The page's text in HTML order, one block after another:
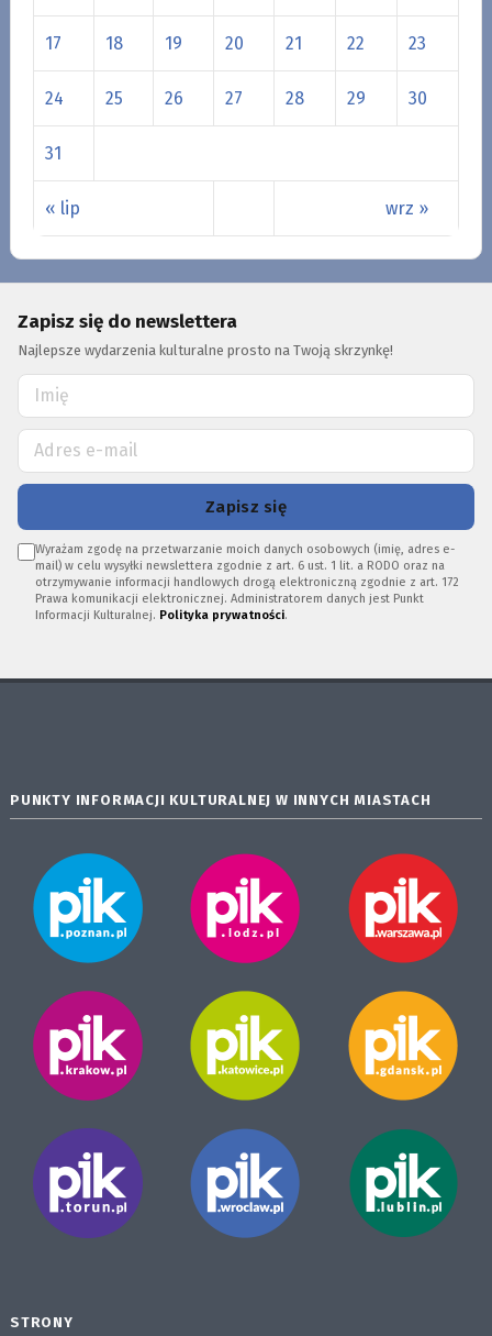
« lip wrz »
17 18 19 20 21 22 23
24 25 26 27 28 29 30
31
Zapisz się do newslettera
Najlepsze wydarzenia kulturalne prosto na Twoją skrzynkę!
Zapisz się
Wyrażam zgodę na przetwarzanie moich danych osobowych (imię, adres e-
mail) w celu wysyłki newslettera zgodnie z art. 6 ust. 1 lit. a RODO oraz na
otrzymywanie informacji handlowych drogą elektroniczną zgodnie z art. 172
Prawa komunikacji elektronicznej. Administratorem danych jest Punkt
Informacji Kulturalnej. Polityka prywatności.
PUNKTY INFORMACJI KULTURALNEJ W INNYCH MIASTACH
STRONY